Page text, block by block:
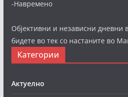
-Навремено
Објективни и независни дневни
бидете во тек со настаните во
Категории
Актуелно